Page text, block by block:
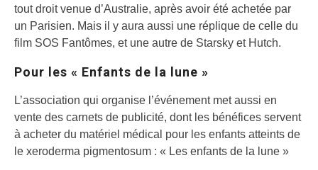
tout droit venue d’Australie, après avoir été achetée par
un Parisien. Mais il y aura aussi une réplique de celle du
film SOS Fantômes, et une autre de Starsky et Hutch.
Pour les « Enfants de la lune »
L’association qui organise l’événement met aussi en
vente des carnets de publicité, dont les bénéfices servent
à acheter du matériel médical pour les enfants atteints de
le xeroderma pigmentosum : « Les enfants de la lune »